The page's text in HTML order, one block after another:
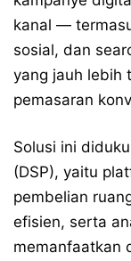
kanal —
sosial, dan
yang jauh lebih
pemasaran
Solusi ini
(DSP), yaitu
pembelian
efisien, serta
memanfaatkan